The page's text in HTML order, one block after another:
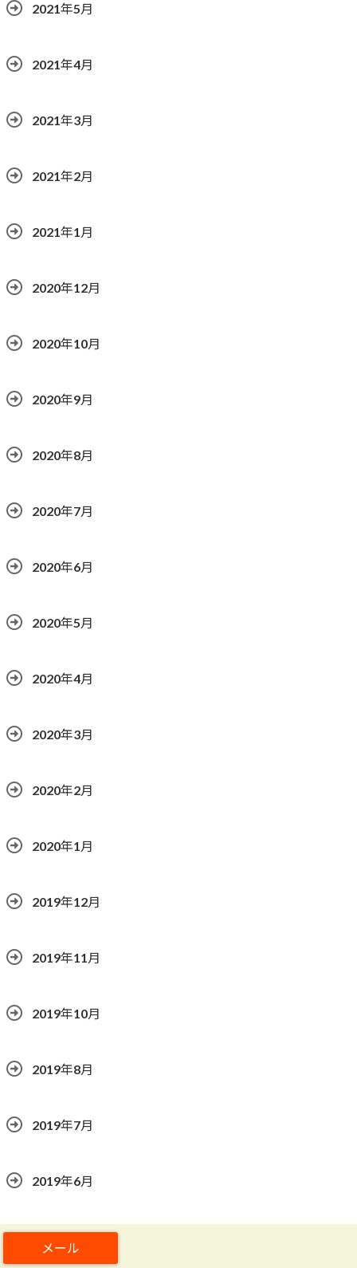
2021年5月
2021年4月
2021年3月
2021年2月
2021年1月
2020年12月
2020年10月
2020年9月
2020年8月
2020年7月
2020年6月
2020年5月
2020年4月
2020年3月
2020年2月
2020年1月
2019年12月
2019年11月
2019年10月
2019年8月
2019年7月
2019年6月
2019年5月